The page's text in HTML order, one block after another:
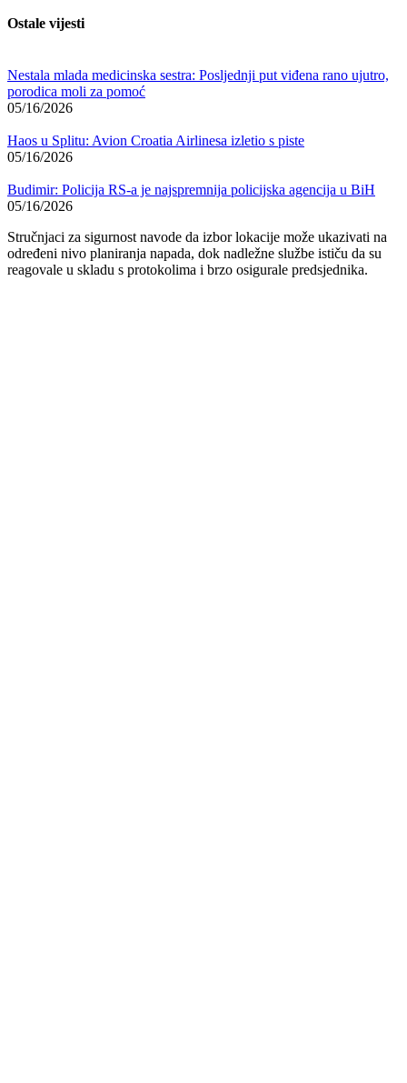
Ostale vijesti
Nestala mlada medicinska sestra: Posljednji put viđena rano ujutro,
porodica moli za pomoć
05/16/2026
Haos u Splitu: Avion Croatia Airlinesa izletio s piste
05/16/2026
Budimir: Policija RS-a je najspremnija policijska agencija u BiH
05/16/2026
Stručnjaci za sigurnost navode da izbor lokacije može ukazivati na
određeni nivo planiranja napada, dok nadležne službe ističu da su
reagovale u skladu s protokolima i brzo osigurale predsjednika.